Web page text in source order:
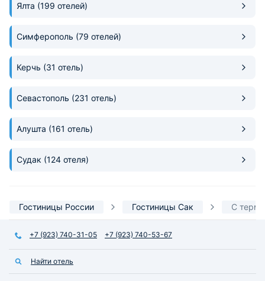
пробовать что-то новое в еде, то
кафе и ресторанах.
Ялта (199 отелей)
Симферополь (79 отелей)
Керчь (31 отель)
Севастополь (231 отель)
Алушта (161 отель)
Судак (124 отеля)
Гостиницы России Гостиницы Сак С
+7 (923) 740-31-05 +7 (923) 740-53-67
Найти отель